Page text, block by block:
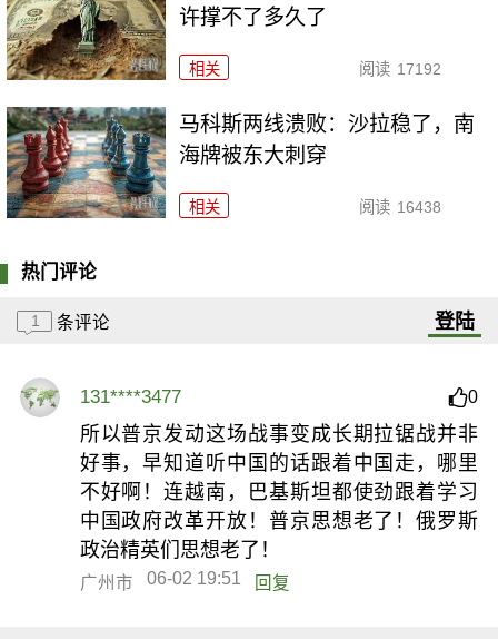
许撑不了多久了
相关 阅读 17192
马科斯两线溃败：沙拉稳了，南
海牌被东大刺穿
相关 阅读 16438
热门评论
1 条评论 登陆
131****3477 0
所以普京发动这场战事变成长期拉锯战并非
好事，早知道听中国的话跟着中国走，哪里
不好啊！连越南，巴基斯坦都使劲跟着学习
中国政府改革开放！普京思想老了！俄罗斯
政治精英们思想老了！
广州市 06-02 19:51 回复